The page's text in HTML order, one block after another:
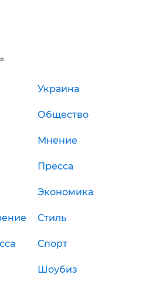
Украина
Общество
Мнение
Пресса
Экономика
Стиль
Спорт
Шоубиз